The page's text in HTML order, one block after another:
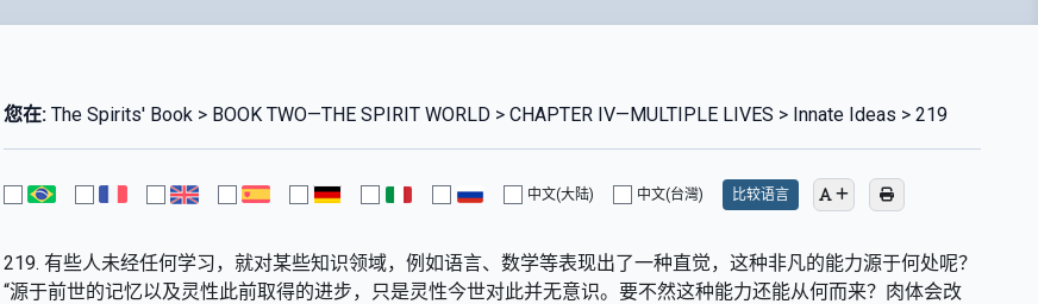
您在:The Spirits' Book > BOOK TWO—THE SPIRIT WORLD > CHAPTER IV—MULTIPLE LIVES > Innate Ideas > 219
中文(大陆) 中文(台灣) 比较语言
219. 有些人未经任何学习，就对某些知识领域，例如语言、数学等表现出了一种直觉，这种非凡的能力源于何处呢？
“源于前世的记忆以及灵性此前取得的进步，只是灵性今世对此并无意识。要不然这种能力还能从何而来？肉体会改